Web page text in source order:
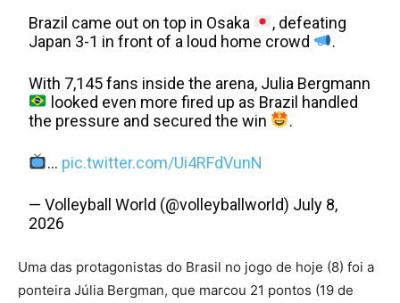
Brazil came out on top in Osaka
, defeating
Japan 3-1 in front of a loud home crowd
.
With 7,145 fans inside the arena, Julia Bergmann
looked even more fired up as Brazil handled
the pressure and secured the win
.
… pic.twitter.com/Ui4RFdVunN
— Volleyball World (@volleyballworld) July 8,
2026
Uma das protagonistas do Brasil no jogo de hoje (8) foi a
ponteira Júlia Bergman, que marcou 21 pontos (19 de